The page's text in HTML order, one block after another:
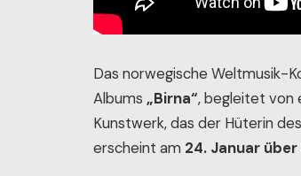
Das norwegische Weltmusik-
Albums „Birna“, begleitet von
Kunstwerk, das der Hüterin
erscheint am 24. Januar über